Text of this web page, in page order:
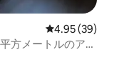
レビュー39
4.95 (39)
方メートルのアパ